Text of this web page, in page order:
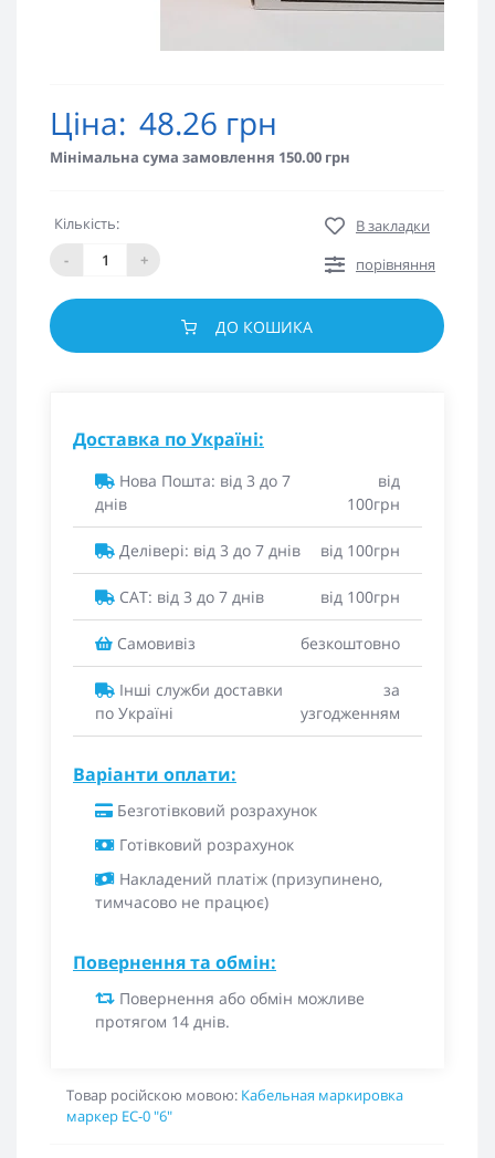
Ціна: 48.26 грн
Мінімальна сума замовлення 150.00 грн
Кількість:
-
+
В закладки
порівняння
ДО КОШИКА
Доставка по Україні:
Нова Пошта: від 3 до 7
днів
від
100грн
Делівері: від 3 до 7 днів від 100грн
САТ: від 3 до 7 днів від 100грн
Самовивіз безкоштовно
Інші служби доставки
по Україні
за
узгодженням
Варіанти оплати:
Безготівковий розрахунок
Готівковий розрахунок
Накладений платіж (призупинено,
тимчасово не працює)
Повернення та обмін:
Повернення або обмін можливе
протягом 14 днів.
Товар російскою мовою: Кабельная маркировка
маркер EC-0 "6"